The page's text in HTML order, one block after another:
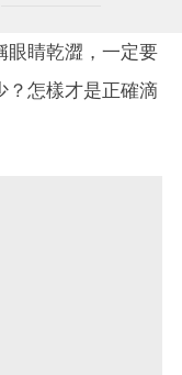
眼睛乾澀，一定要
？怎樣才是正確滴